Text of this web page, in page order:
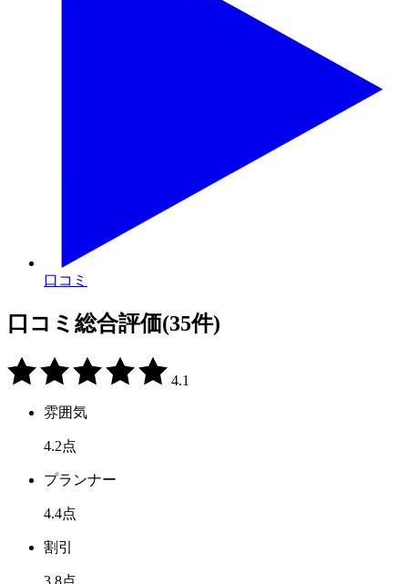
口コミ
口コミ総合評価(35件)
4.1
雰囲気
4.2点
プランナー
4.4点
割引